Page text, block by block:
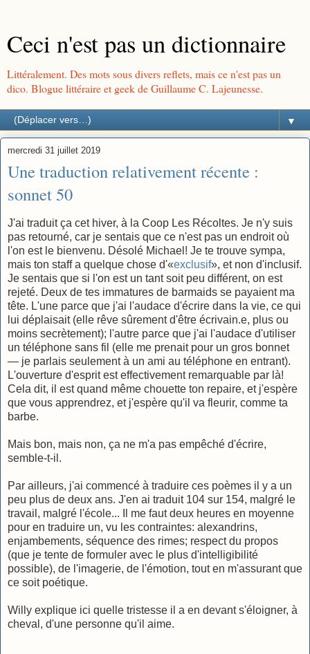
Ceci n'est pas un dictionnaire
Littéralement. Des mots sous divers reflets, mais ce n'est pas un
dico. Blogue littéraire et geek de Guillaume C. Lajeunesse.
▼
mercredi 31 juillet 2019
Une traduction relativement récente :
sonnet 50
J'ai traduit ça cet hiver, à la Coop Les Récoltes. Je n'y suis
pas retourné, car je sentais que ce n'est pas un endroit où
l'on est le bienvenu. Désolé Michael! Je te trouve sympa,
mais ton staff a quelque chose d'«exclusif», et non d'inclusif.
Je sentais que si l'on est un tant soit peu différent, on est
rejeté. Deux de tes immatures de barmaids se payaient ma
tête. L'une parce que j'ai l'audace d'écrire dans la vie, ce qui
lui déplaisait (elle rêve sûrement d'être écrivain.e, plus ou
moins secrètement); l'autre parce que j'ai l'audace d'utiliser
un téléphone sans fil (elle me prenait pour un gros bonnet
— je parlais seulement à un ami au téléphone en entrant).
L'ouverture d'esprit est effectivement remarquable par là!
Cela dit, il est quand même chouette ton repaire, et j'espère
que vous apprendrez, et j'espère qu'il va fleurir, comme ta
barbe.
Mais bon, mais non, ça ne m'a pas empêché d'écrire,
semble-t-il.
Par ailleurs, j'ai commencé à traduire ces poèmes il y a un
peu plus de deux ans. J'en ai traduit 104 sur 154, malgré le
travail, malgré l'école... Il me faut deux heures en moyenne
pour en traduire un, vu les contraintes: alexandrins,
enjambements, séquence des rimes; respect du propos
(que je tente de formuler avec le plus d'intelligibilité
possible), de l'imagerie, de l'émotion, tout en m'assurant que
ce soit poétique.
Willy explique ici quelle tristesse il a en devant s'éloigner, à
cheval, d'une personne qu'il aime.